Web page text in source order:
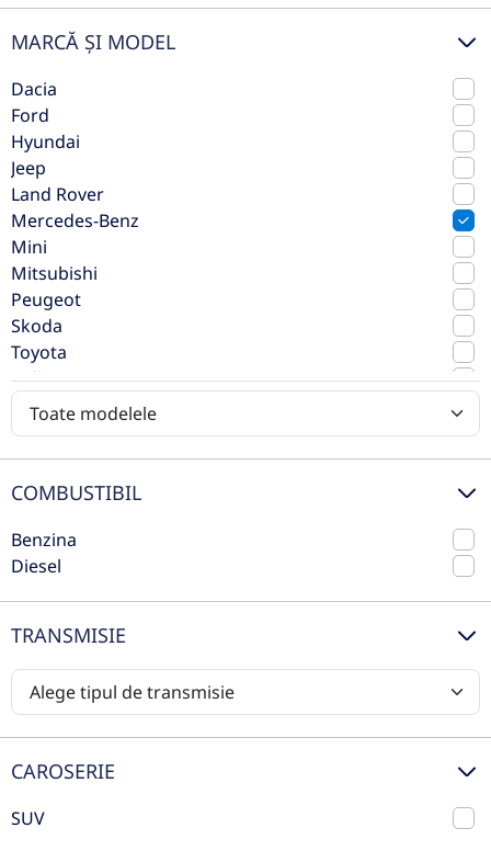
Mercedes-Benz GLB 200 d 4MATIC
2026
Diesel
Preț de listă
58.489€
TVA inclus deductibil
rulat
2024
Preț de listă
40.535€
MARCĂ ȘI MODEL
Dacia
Ford
Hyundai
Jeep
Land Rover
Mercedes-Benz
Mini
Mitsubishi
Peugeot
Skoda
Toyota
Volkswagen
Volvo
COMBUSTIBIL
Benzina
Diesel
TRANSMISIE
CAROSERIE
SUV